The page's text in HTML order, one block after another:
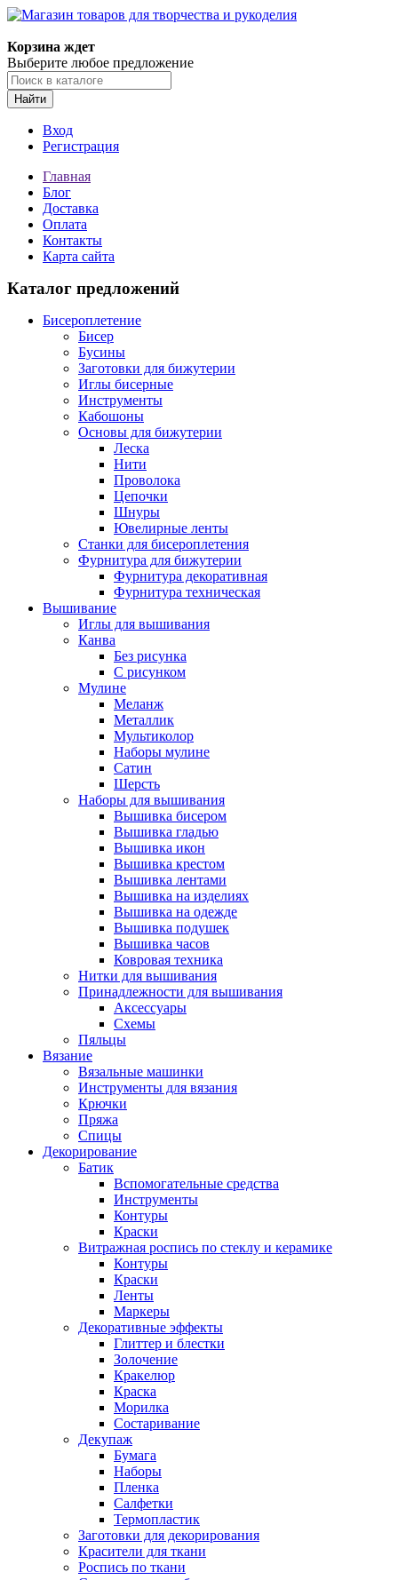
Корзина ждет
Выберите любое предложение
Найти
Вход
Регистрация
Главная
Блог
Доставка
Оплата
Контакты
Карта сайта
Каталог предложений
Бисероплетение
Бисер
Бусины
Заготовки для бижутерии
Иглы бисерные
Инструменты
Кабошоны
Основы для бижутерии
Леска
Нити
Проволока
Цепочки
Шнуры
Ювелирные ленты
Станки для бисероплетения
Фурнитура для бижутерии
Фурнитура декоративная
Фурнитура техническая
Вышивание
Иглы для вышивания
Канва
Без рисунка
С рисунком
Мулине
Меланж
Металлик
Мультиколор
Наборы мулине
Сатин
Шерсть
Наборы для вышивания
Вышивка бисером
Вышивка гладью
Вышивка икон
Вышивка крестом
Вышивка лентами
Вышивка на изделиях
Вышивка на одежде
Вышивка подушек
Вышивка часов
Ковровая техника
Нитки для вышивания
Принадлежности для вышивания
Аксессуары
Схемы
Пяльцы
Вязание
Вязальные машинки
Инструменты для вязания
Крючки
Пряжа
Спицы
Декорирование
Батик
Вспомогательные средства
Инструменты
Контуры
Краски
Витражная роспись по стеклу и керамике
Контуры
Краски
Ленты
Маркеры
Декоративные эффекты
Глиттер и блестки
Золочение
Кракелюр
Краска
Морилка
Состаривание
Декупаж
Бумага
Наборы
Пленка
Салфетки
Термопластик
Заготовки для декорирования
Красители для ткани
Роспись по ткани